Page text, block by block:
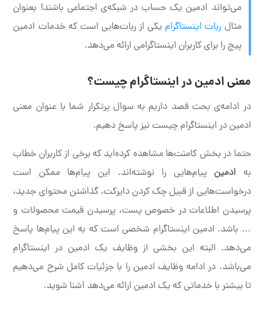
می‌تواند ادمین یک حساب در شبکه‌ی اجتماعی باشند! بعنوان
مثال ربات اینستاگرامیکی از ربات‌هایی است که خدمات ادمین
پیج را برای کاربران اینستاگرامی ارائه می‌دهد.
معنی ادمین در اینستاگرام چیست؟
در ادامه‌ی بحث قصد داریم به سوال پرتکرار شما با عنوان معنی
ادمین در اینستاگرام چیست نیز پاسخ دهیم.
حتما در بخش کامنت‌ها مشاهده کرده‌اید که برخی از کاربران خطاب
به ادمینپیام‌هایی را نوشته‌اند. این پیام‌ها ممکن است
درخواست‌هایی از قبیل چک کردن دایرکت، گذاشتن محتوای جدید،
پرسیدن اطلاعات در خصوص پست، پرسیدن قیمت محصولات و
… باشد. ادمین اینستاگرام شخصی است که به این پیام‌ها پاسخ
می‌دهد. البته این بخشی از وظایف یک ادمین در اینستاگرام
می‌باشد. در ادامه وظایف ادمین را با جزئیات کامل شرح می‌دهیم
تا بیشتر با خدماتی که یک ادمین ارائه می‌دهد آشنا شوید.